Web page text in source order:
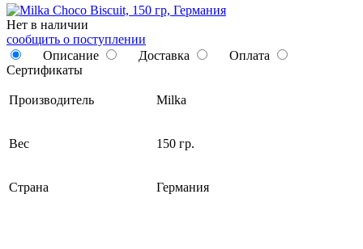
Нет в наличии
сообщить о поступлении
Описание
Доставка
Оплата
Сертификаты
Производитель Milka
Вес 150 гр.
Страна Германия